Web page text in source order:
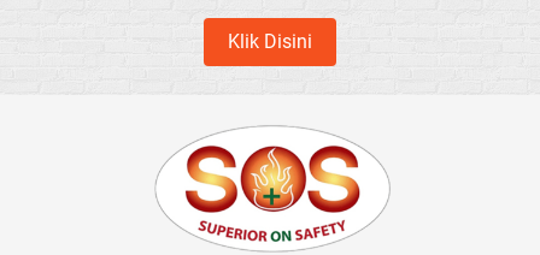
`Klik Disini